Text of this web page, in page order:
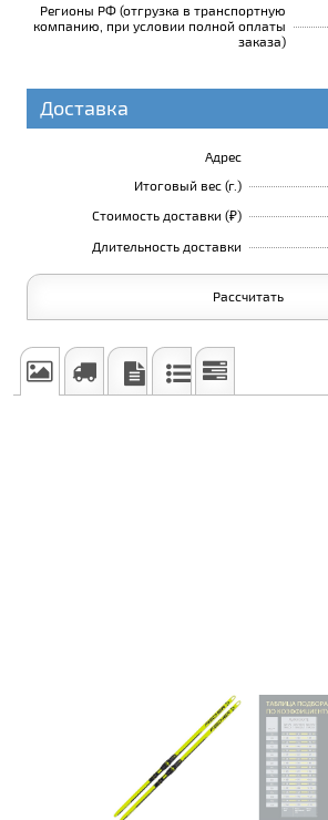
Регионы РФ (отгрузка в транспортную
компанию, при условии полной оплаты
заказа)
Доставка
Адрес
Итоговый вес (г.)
Стоимость доставки (₽)
Длительность доставки
Рассчитать